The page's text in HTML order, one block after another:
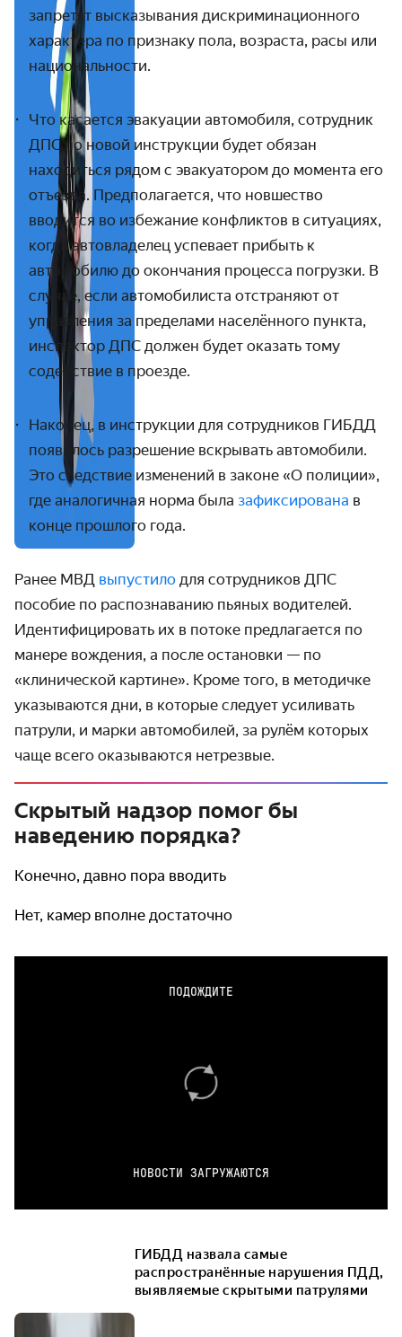
запретят высказывания дискриминационного
характера по признаку пола, возраста, расы или
национальности.
Что касается эвакуации автомобиля, сотрудник
ДПС по новой инструкции будет обязан
находиться рядом с эвакуатором до момента его
отъезда. Предполагается, что новшество
вводится во избежание конфликтов в ситуациях,
когда автовладелец успевает прибыть к
автомобилю до окончания процесса погрузки. В
случае, если автомобилиста отстраняют от
управления за пределами населённого пункта,
инспектор ДПС должен будет оказать тому
содействие в проезде.
Наконец, в инструкции для сотрудников ГИБДД
появилось разрешение вскрывать автомобили.
Это следствие изменений в законе «О полиции»,
где аналогичная норма была зафиксирована в
конце прошлого года.
Ранее МВД выпустило для сотрудников ДПС
пособие по распознаванию пьяных водителей.
Идентифицировать их в потоке предлагается по
манере вождения, а после остановки — по
«клинической картине». Кроме того, в методичке
указываются дни, в которые следует усиливать
патрули, и марки автомобилей, за рулём которых
чаще всего оказываются нетрезвые.
Скрытый надзор помог бы
наведению порядка?
Конечно, давно пора вводить
Нет, камер вполне достаточно
ПОДОЖДИТЕ
НОВОСТИ ЗАГРУЖАЮТСЯ
ГИБДД назвала самые
распространённые нарушения ПДД,
выявляемые скрытыми патрулями